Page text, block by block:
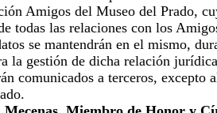
Amigos del Museo del Prado,
todas las relaciones con los
se mantendrán en el mismo,
la gestión de dicha relación
comunicados a terceros, excepto